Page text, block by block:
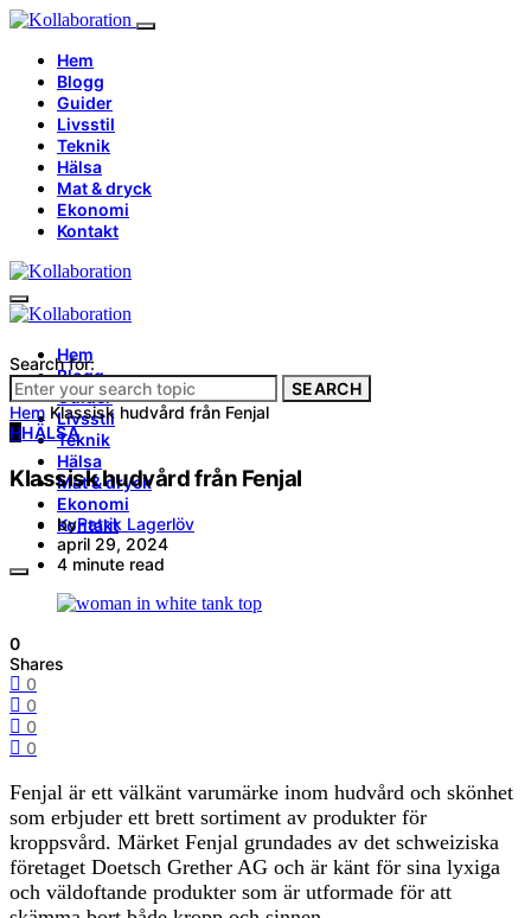
Hem
Blogg
Guider
Livsstil
Teknik
Hälsa
Mat & dryck
Ekonomi
Kontakt
Hem
Blogg
Guider
Livsstil
Teknik
Hälsa
Mat & dryck
Ekonomi
Kontakt
Search for:
SEARCH
Hem Klassisk hudvård från Fenjal
HHÄLSA
Klassisk hudvård från Fenjal
byPatrik Lagerlöv
april 29, 2024
4 minute read
0
Shares
0
0
0
0
Fenjal är ett välkänt varumärke inom hudvård och skönhet
som erbjuder ett brett sortiment av produkter för
kroppsvård. Märket Fenjal grundades av det schweiziska
företaget Doetsch Grether AG och är känt för sina lyxiga
och väldoftande produkter som är utformade för att